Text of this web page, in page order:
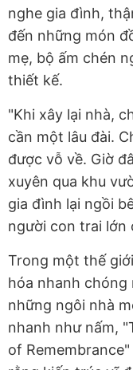
nghe gia đình,
đến những món
mẹ, bộ ấm chén
thiết kế.
"Khi xây lại nhà,
cần một lâu đài.
được vỗ về. Giờ
xuyên qua khu
gia đình lại ngồi
người con trai lớn
Trong một thế
hóa nhanh chóng
những ngôi nhà
nhanh như nấm,
of